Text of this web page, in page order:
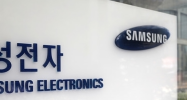
닥 0.3%↓, 다우 0.14%↑
에 "현재는 내부 지침 준수"
포츠윤리센터도 압수수색
미사일…감시·경계태세 강화"